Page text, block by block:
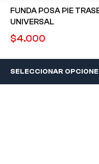
FUNDA POSA PIE
UNIVERSAL
$4.000
SELECCIONAR